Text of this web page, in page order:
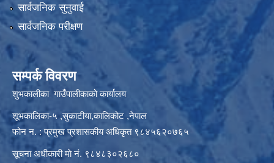
सार्वजनिक सुनुवाई
सार्वजनिक परीक्षण
सम्पर्क विवरण
शुभकालीका गाउँपालीकाको कार्यालय
शूभकालिका-५ ,सुकाटीया,कालिकोट ,नेपाल
फोन न. : प्रमुख प्रशासकीय अधिकृत ९८४५६२०७६५
सूचना अधीकारी माे नं. ९८४८३०२६८०